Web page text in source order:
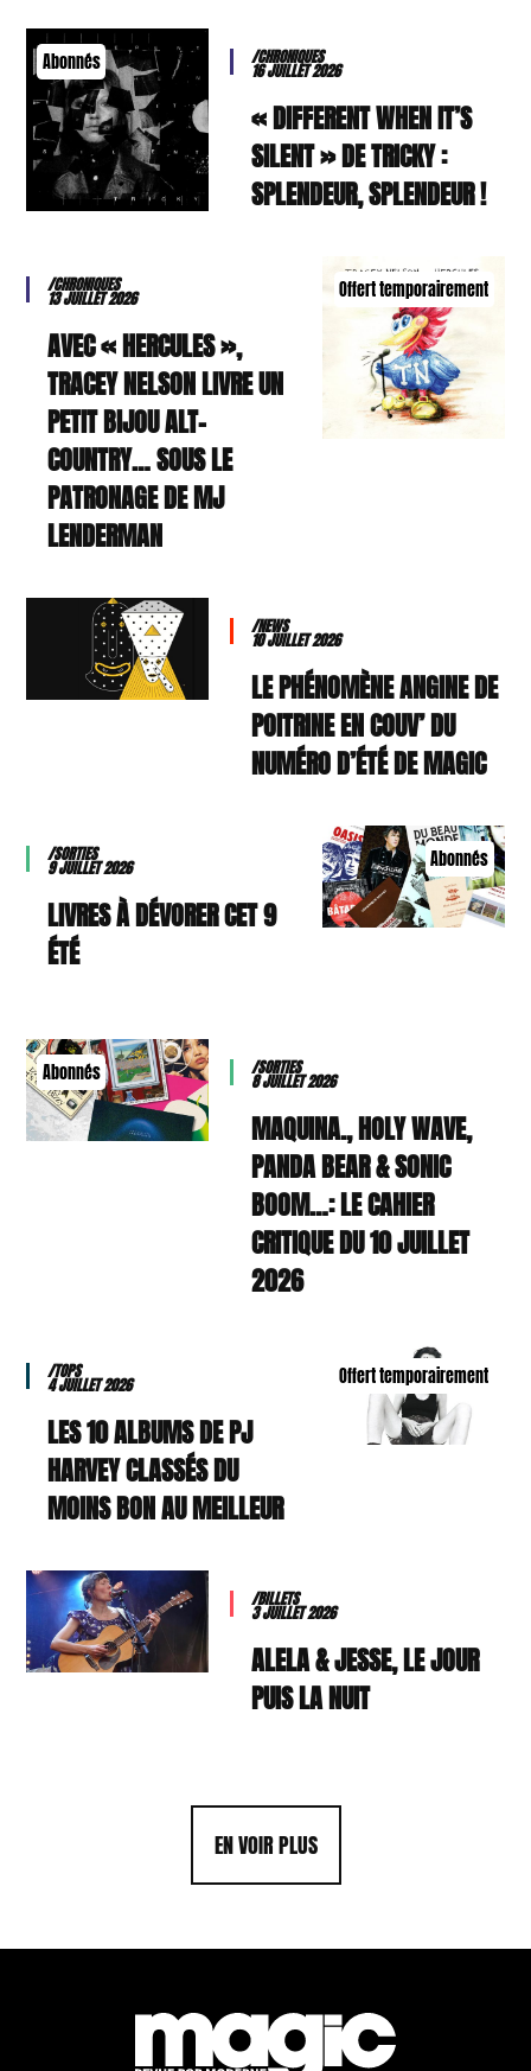
Abonnés /CHRONIQUES
16 JUILLET 2026
« DIFFERENT WHEN IT’S
SILENT » DE TRICKY :
SPLENDEUR, SPLENDEUR !
Offert temporairement
/CHRONIQUES
13 JUILLET 2026
AVEC « HERCULES »,
TRACEY NELSON LIVRE UN
PETIT BIJOU ALT-
COUNTRY… SOUS LE
PATRONAGE DE MJ
LENDERMAN
/NEWS
10 JUILLET 2026
LE PHÉNOMÈNE ANGINE DE
POITRINE EN COUV’ DU
NUMÉRO D’ÉTÉ DE MAGIC
Abonnés
/SORTIES
9 JUILLET 2026
9 LIVRES À DÉVORER CET
ÉTÉ
Abonnés /SORTIES
8 JUILLET 2026
MAQUINA., HOLY WAVE,
PANDA BEAR & SONIC
BOOM…: LE CAHIER
CRITIQUE DU 10 JUILLET
2026
Offert temporairement
/TOPS
4 JUILLET 2026
LES 10 ALBUMS DE PJ
HARVEY CLASSÉS DU
MOINS BON AU MEILLEUR
/BILLETS
3 JUILLET 2026
ALELA & JESSE, LE JOUR
PUIS LA NUIT
EN VOIR PLUS